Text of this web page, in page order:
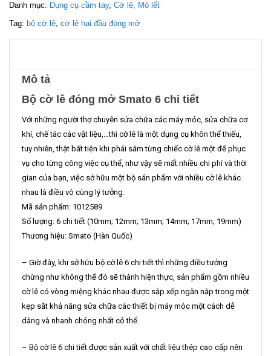
Danh mục: Dụng cụ cầm tay, Cờ lê, Mỏ lết
Tag: bộ cờ lê, cờ lê hai đầu đóng mở
Mô tả
Bộ cờ lê đóng mở Smato 6 chi tiết
Với những người thợ chuyên sửa chữa các máy móc, sửa chữa cơ
khí, chế tác các vật liệu,…thì cờ lê là một dụng cụ khôn thể thiếu,
tuy nhiên, thật bất tiện khi phải sắm từng chiếc cờ lê một để phục
vụ cho từng công việc cụ thể, như vậy sẽ mất nhiều chi phí và thời
gian của bạn, việc sở hữu một bộ sản phẩm với nhiều cờ lê khác
nhau là điều vô cùng lý tưởng.
Mã sản phẩm: 1012589
Số lượng: 6 chi tiết (10mm; 12mm; 13mm; 14mm; 17mm; 19mm)
Thương hiệu: Smato (Hàn Quốc)
– Giờ đây, khi sở hữu bộ cờ lê 6 chi tiết thì những điều tưởng
chừng như không thể đó sẽ thành hiện thực, sản phẩm gồm nhiều
cờ lê có vòng miệng khác nhau được sắp xếp ngăn nắp trong một
kẹp sắt khả năng sửa chữa các thiết bị máy móc một cách dễ
dàng và nhanh chóng nhất có thể.
– Bộ cờ lê 6 chi tiết được sản xuất với chất liệu thép cao cấp nên